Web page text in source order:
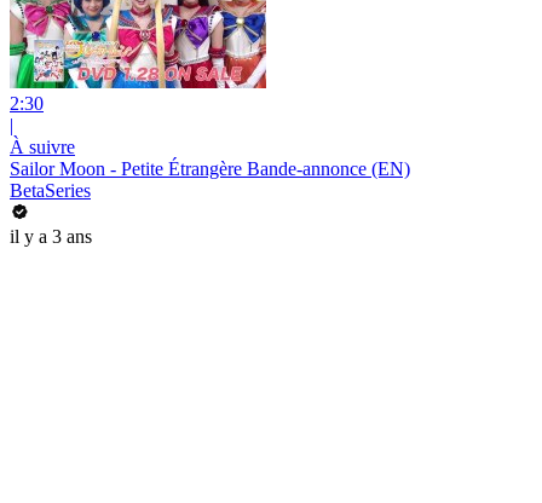
2:30
|
À suivre
Sailor Moon - Petite Étrangère Bande-annonce (EN)
BetaSeries
il y a 3 ans